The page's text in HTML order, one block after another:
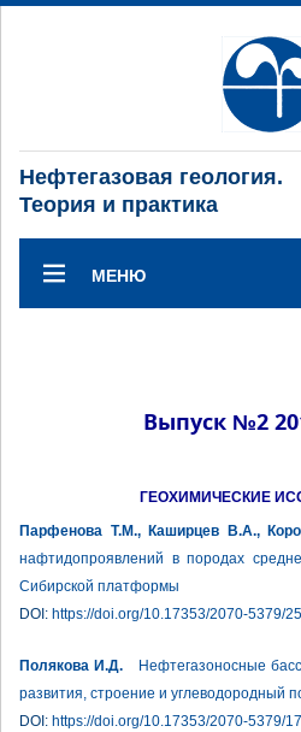
Нефтегазовая геология.
Теория и практика
МЕНЮ
Выпуск №2
ГЕОХИМИЧЕСКИЕ
Парфенова Т.М., Каширцев В.А.,
нафтидопроявлений в породах
Сибирской платформы
DOI: https://doi.org/10.17353/2070-5379/
Полякова И.Д. Нефтегазоносные
развития, строение и углеводородный
DOI: https://doi.org/10.17353/2070-5379/